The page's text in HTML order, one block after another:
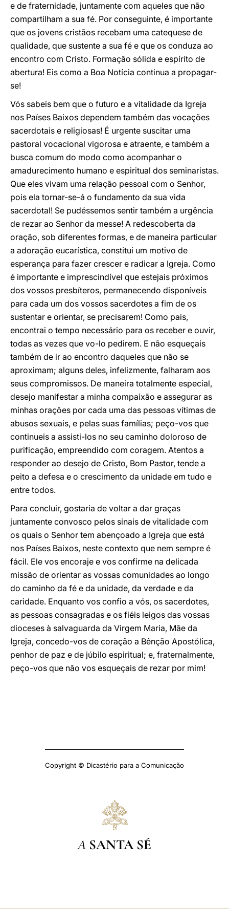
e de fraternidade, juntamente com aqueles que não
compartilham a sua fé. Por conseguinte, é importante
que os jovens cristãos recebam uma catequese de
qualidade, que sustente a sua fé e que os conduza ao
encontro com Cristo. Formação sólida e espírito de
abertura! Eis como a Boa Notícia continua a propagar-
se!
Vós sabeis bem que o futuro e a vitalidade da Igreja
nos Países Baixos dependem também das vocações
sacerdotais e religiosas! É urgente suscitar uma
pastoral vocacional vigorosa e atraente, e também a
busca comum do modo como acompanhar o
amadurecimento humano e espiritual dos seminaristas.
Que eles vivam uma relação pessoal com o Senhor,
pois ela tornar-se-á o fundamento da sua vida
sacerdotal! Se pudéssemos sentir também a urgência
de rezar ao Senhor da messe! A redescoberta da
oração, sob diferentes formas, e de maneira particular
a adoração eucarística, constitui um motivo de
esperança para fazer crescer e radicar a Igreja. Como
é importante e imprescindível que estejais próximos
dos vossos presbíteros, permanecendo disponíveis
para cada um dos vossos sacerdotes a fim de os
sustentar e orientar, se precisarem! Como pais,
encontrai o tempo necessário para os receber e ouvir,
todas as vezes que vo-lo pedirem. E não esqueçais
também de ir ao encontro daqueles que não se
aproximam; alguns deles, infelizmente, falharam aos
seus compromissos. De maneira totalmente especial,
desejo manifestar a minha compaixão e assegurar as
minhas orações por cada uma das pessoas vítimas de
abusos sexuais, e pelas suas famílias; peço-vos que
continueis a assisti-los no seu caminho doloroso de
purificação, empreendido com coragem. Atentos a
responder ao desejo de Cristo, Bom Pastor, tende a
peito a defesa e o crescimento da unidade em tudo e
entre todos.
Para concluir, gostaria de voltar a dar graças
juntamente convosco pelos sinais de vitalidade com
os quais o Senhor tem abençoado a Igreja que está
nos Países Baixos, neste contexto que nem sempre é
fácil. Ele vos encoraje e vos confirme na delicada
missão de orientar as vossas comunidades ao longo
do caminho da fé e da unidade, da verdade e da
caridade. Enquanto vos confio a vós, os sacerdotes,
as pessoas consagradas e os fiéis leigos das vossas
dioceses à salvaguarda da Virgem Maria, Mãe da
Igreja, concedo-vos de coração a Bênção Apostólica,
penhor de paz e de júbilo espiritual; e, fraternalmente,
peço-vos que não vos esqueçais de rezar por mim!
Copyright © Dicastério para a Comunicação
A SANTA SÉ